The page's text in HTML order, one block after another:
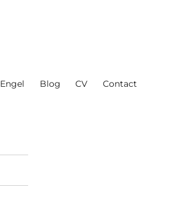
Engel Blog CV Contact